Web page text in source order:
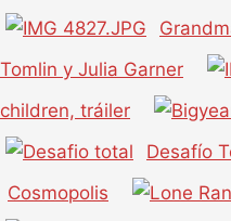
Tomlin y Julia Garner
children, tráiler
Desafío
Cosmopolis